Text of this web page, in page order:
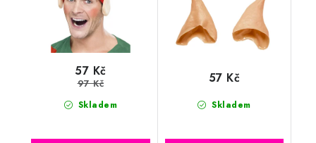
Skladem
57 Kč
97 Kč
Skladem
57 Kč